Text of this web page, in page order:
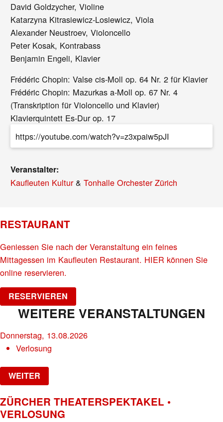
David Goldzycher, Violine
Katarzyna Kitrasiewicz-Losiewicz, Viola
Alexander Neustroev, Violoncello
Peter Kosak, Kontrabass
Benjamin Engeli, Klavier
Frédéric Chopin: Valse cis-Moll op. 64 Nr. 2 für Klavier
Frédéric Chopin: Mazurkas a-Moll op. 67 Nr. 4
(Transkription für Violoncello und Klavier)
Klavierquintett Es-Dur op. 17
https://youtube.com/watch?v=z3xpaiw5pJI
Veranstalter:
Kaufleuten Kultur&Tonhalle Orchester Zürich
RESTAURANT
Geniessen Sie nach der Veranstaltung ein feines
Mittagessen im Kaufleuten Restaurant. HIER können Sie
online reservieren.
RESERVIEREN
WEITERE VERANSTALTUNGEN
Donnerstag, 13.08.2026
Verlosung
WEITER
ZÜRCHER THEATERSPEKTAKEL •
VERLOSUNG